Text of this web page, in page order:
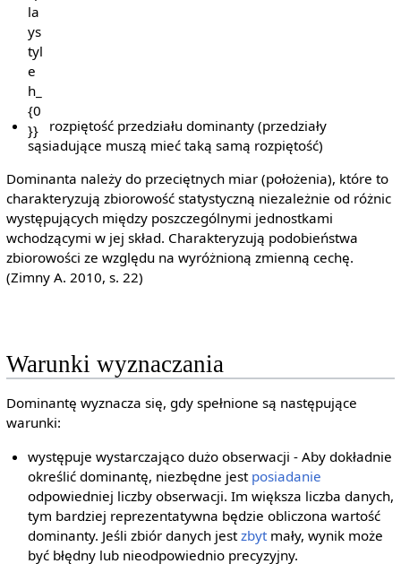
rozpiętość przedziału dominanty (przedziały
sąsiadujące muszą mieć taką samą rozpiętość)
Dominanta należy do przeciętnych miar (położenia), które to
charakteryzują zbiorowość statystyczną niezależnie od różnic
występujących między poszczególnymi jednostkami
wchodzącymi w jej skład. Charakteryzują podobieństwa
zbiorowości ze względu na wyróżnioną zmienną cechę.
(Zimny A. 2010, s. 22)
Warunki wyznaczania
Dominantę wyznacza się, gdy spełnione są następujące
warunki:
występuje wystarczająco dużo obserwacji - Aby dokładnie
określić dominantę, niezbędne jest posiadanie
odpowiedniej liczby obserwacji. Im większa liczba danych,
tym bardziej reprezentatywna będzie obliczona wartość
dominanty. Jeśli zbiór danych jestzbyt mały, wynik może
być błędny lub nieodpowiednio precyzyjny.